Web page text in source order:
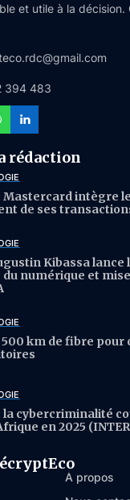
et utile à la
394 483
rédaction
Mastercard intègre
de ses
Kibassa
du numérique et
500 km de fibre
la cybercriminalité
en 2025
À propos